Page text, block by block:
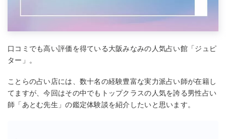
口コミでも高い評価を得ている大阪みなみの人気占い館「ジュピ
ター」。
ことらの占い店には、数十名の経験豊富な実力派占い師が在籍し
てますが、今回はその中でもトップクラスの人気を誇る男性占い
師「あとむ先生」の鑑定体験談を紹介したいと思います。